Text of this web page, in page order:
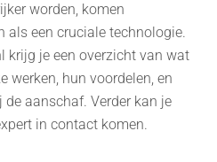
worden, komen
als een cruciale technologie.
krijg je een overzicht van wat
werken, hun voordelen, en
aanschaf. Verder kan je
in contact komen.